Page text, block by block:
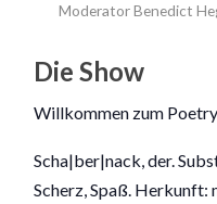
Moderator Benedict
Die Show
Willkommen zum
Scha|ber|nack, der.
Scherz, Spaß.